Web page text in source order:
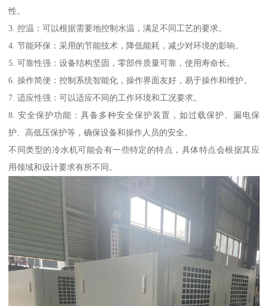
性。
3. 控温：可以根据需要地控制水温，满足不同工艺的要求。
4. 节能环保：采用的节能技术，降低能耗，减少对环境的影响。
5. 可靠性强：设备结构坚固，零部件质量可靠，使用寿命长。
6. 操作简便：控制系统智能化，操作界面友好，易于操作和维护。
7. 适应性强：可以适应不同的工作环境和工况要求。
8. 安全保护功能：具备多种安全保护装置，如过载保护、漏电保
护、高低压保护等，确保设备和操作人员的安全。
不同类型的冷水机可能会有一些特定的特点，具体特点会根据其应
用领域和设计要求有所不同。